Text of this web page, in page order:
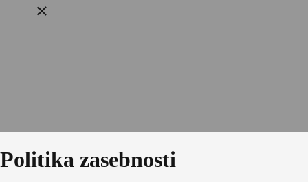
Close breadcrumbs
Politika zasebnosti